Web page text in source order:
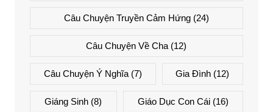
Câu Chuyện Truyền Cảm Hứng(24)
Câu Chuyện Về Cha (12)
Câu Chuyện Ý Nghĩa(7) Gia Đình (12)
Giáng Sinh (8) Giáo Dục Con Cái(16)